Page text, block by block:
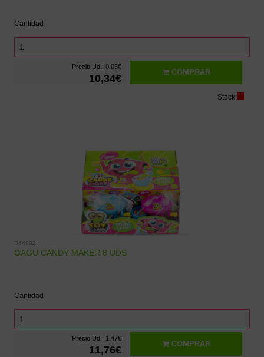
Cantidad
Precio Ud.: 0.05€
10,34€
COMPRAR
Stock:
D44992
GAGU CANDY MAKER 8 UDS
Cantidad
Precio Ud.: 1.47€
11,76€
COMPRAR